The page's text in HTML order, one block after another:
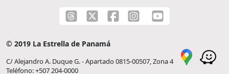
© 2019 La Estrella de Panamá
C/ Alejandro A. Duque G. - Apartado 0815-00507, Zona 4
Teléfono: +507 204-0000